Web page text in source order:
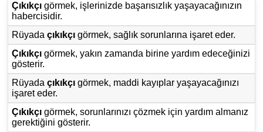
Çıkıkçı görmek, işlerinizde başarısızlık yaşayacağınızın
habercisidir.
Rüyadaçıkıkçı görmek, sağlık sorunlarına işaret eder.
Çıkıkçı görmek, yakın zamanda birine yardım edeceğinizi
gösterir.
Rüyadaçıkıkçı görmek, maddi kayıplar yaşayacağınızı
işaret eder.
Çıkıkçı görmek, sorunlarınızı çözmek için yardım almanız
gerektiğini gösterir.